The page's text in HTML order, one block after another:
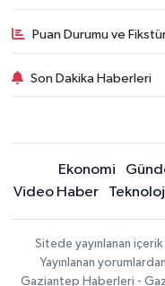
Puan Durumu ve
Son Dakika Haberleri
Ekonomi
Video Haber
Sitede yayınlanan
Yayınlanan
Gaziantep Haberleri -